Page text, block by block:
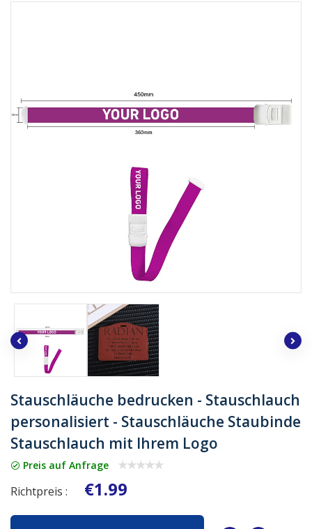
Stauschläuche bedrucken - Stauschlauch
personalisiert - Stauschläuche Staubinde
Stauschlauch mit Ihrem Logo
Preis auf Anfrage
Richtpreis : €1.99